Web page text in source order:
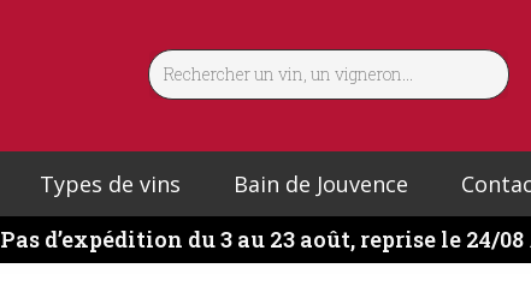
Types de vins Bain de Jouvence
Pas d’expédition du 3 au 23 août, reprise le 24/08